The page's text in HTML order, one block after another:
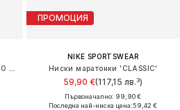
ПРОМОЦИЯ
NIKE SPORTSWEAR
Ниски маратонки 'CLASSIC'
59,90 €(117,15 лв.³)
Първоначално: 99,90 €
Последна най-ниска цена:59,42 €